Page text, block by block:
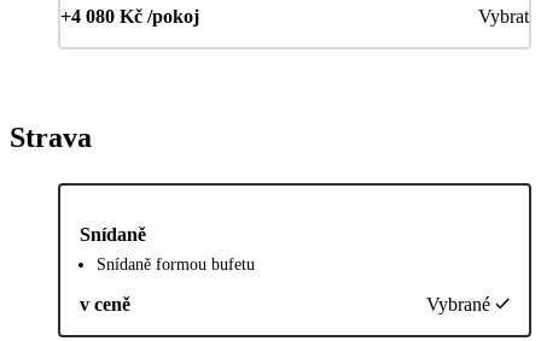
+4 080 Kč /pokoj Vybrat
Strava
Snídaně
Snídaně formou bufetu
v ceně Vybrané